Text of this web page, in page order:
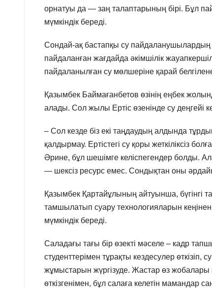
орнатуы да — заң талаптарының бірі. Бұл
мүмкіндік береді.
Сондай-ақ бастапқы су пайдаланушылардың
пайдаланған жағдайда әкімшілік
пайдаланылған су мөлшеріне қарай
Қазымбек Баймағанбетов өзінің еңбек
алады. Сол жылы Ертіс өзенінде су деңгейі
– Сол кезде біз екі таңдаудың алдында
қалдырмау. Ертістегі су қоры жеткіліксіз
Әрине, бұл шешімге келіспегендер болды.
— шексіз ресурс емес. Сондықтан оны
Қазымбек Қартайұлының айтуынша,
тамшылатып суару технологияларын кеңінен
мүмкіндік береді.
Саладағы тағы бір өзекті мәселе – кадр
студенттерімен тұрақты кездесулер
жұмыстарын жүргізуде. Жастар өз
өткізгенімен, бұл салаға келетін мамандар